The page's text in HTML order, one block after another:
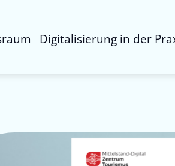
Digitalisierung in der